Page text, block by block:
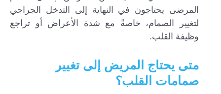
المرضى يحتاجون في النهاية إلى التدخل الجراحي
لتغيير الصمام، خاصةً مع شدة الأعراض أو تراجع
وظيفة القلب.
متى يحتاج المريض إلى تغيير
صمامات القلب؟